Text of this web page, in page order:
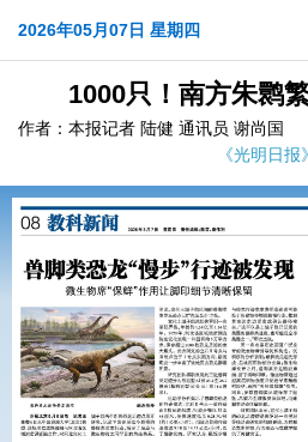
2026年05月07日 星期四
1000只！南方朱鹮
作者：本报记者 陆健 通讯员 谢尚国
《光明日